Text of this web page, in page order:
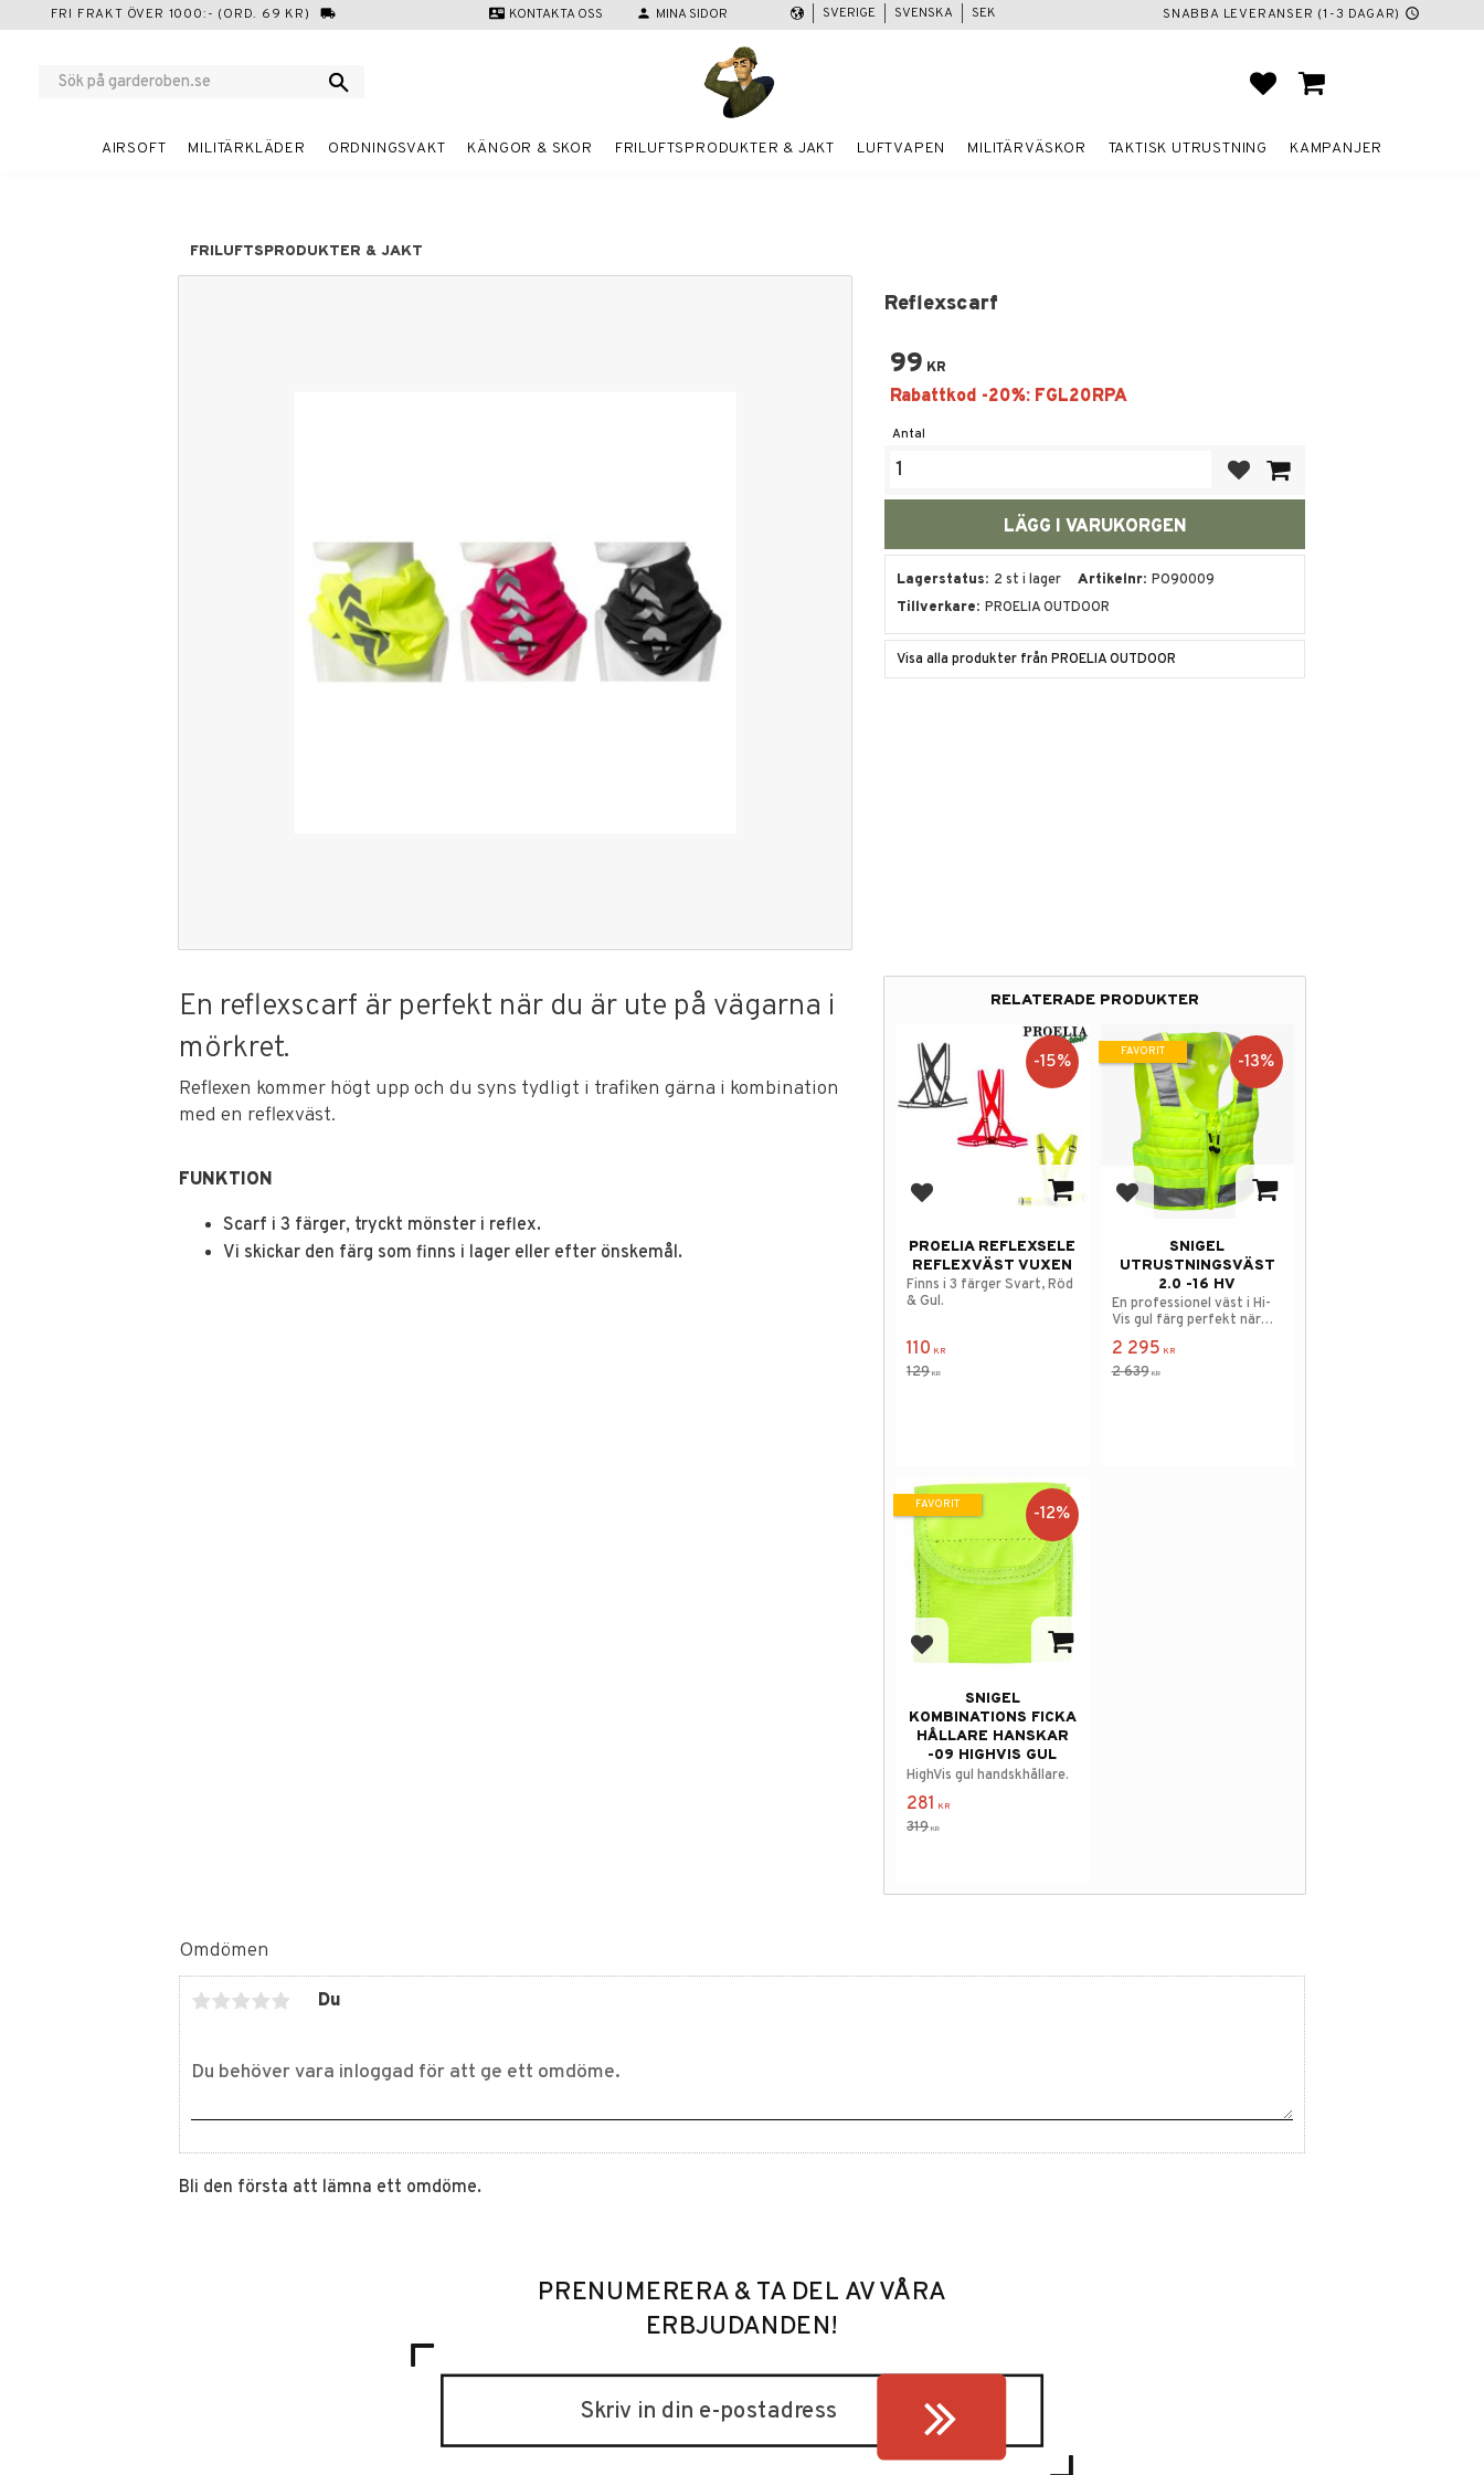
FRI FRAKT ÖVER 1000:- (ORD. 69 KR) local_shipping contact_mail KONTAKTA OSS person MINA SIDOR SNABBA LEVERANSER (1-3 DAGAR) schedule
SVERIGE SVENSKA SEK
FAVORITER
KUNDVAGN
AIRSOFT MILITÄRKLÄDER ORDNINGSVAKT KÄNGOR & SKOR FRILUFTSPRODUKTER & JAKT LUFTVAPEN MILITÄRVÄSKOR TAKTISK UTRUSTNING KAMPANJER
FRILUFTSPRODUKTER & JAKT
Reflexscarf
99 KR
Antal
Lagerstatus 2 st i lager Artikelnr PO90009
Tillverkare PROELIA OUTDOOR
Visa alla produkter från PROELIA OUTDOOR
En reflexscarf är perfekt när du är ute på vägarna i
mörkret.
Reflexen kommer högt upp och du syns tydligt i trafiken gärna i kombination
med en reflexväst.
FUNKTION
Scarf i 3 färger, tryckt mönster i reflex.
Vi skickar den färg som finns i lager eller efter önskemål.
Omdömen
Du
Bli den första att lämna ett omdöme.
RELATERADE PRODUKTER
Lägg till i favoriter
PROELIA REFLEXSELE
REFLEXVÄST VUXEN
Finns i 3 färger Svart, Röd
& Gul.
110 KR
129KR
15%
Lägg till i favoriter
SNIGEL
UTRUSTNINGSVÄST
2.0 -16 HV
En professionel väst i Hi-
Vis gul färg perfekt när
man rör sig i trafiken.
2 295 KR
2 639KR
13%
FAVORIT
Lägg till i favoriter
SNIGEL
KOMBINATIONS FICKA
HÅLLARE HANSKAR
-09 HIGHVIS GUL
HighVis gul handskhållare.
281 KR
319KR
12%
FAVORIT
PRENUMERERA & TA DEL AV VÅRA
ERBJUDANDEN!